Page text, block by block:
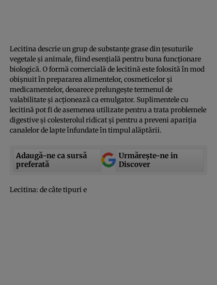
Lecitina descrie un grup de substanţe grase din ţesuturile
vegetale şi animale, fiind esenţială pentru buna funcţionare
biologică. O formă comercială de lecitină este folosită în mod
obişnuit în prepararea alimentelor, cosmeticelor şi
medicamentelor, deoarece prelungeşte termenul de
valabilitate şi acţionează ca emulgator. Suplimentele cu
lecitină pot fi de asemenea utilizate pentru a trata problemele
digestive şi colesterolul ridicat şi pentru a preveni apariţia
canalelor de lapte înfundate în timpul alăptării.
Adaugă-ne ca sursă
preferată
Urmărește-ne in
Discover
Lecitina: de câte tipuri e